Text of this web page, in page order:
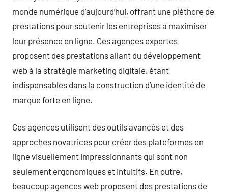
monde numérique d’aujourd’hui, offrant une pléthore de
prestations pour soutenir les entreprises à maximiser
leur présence en ligne. Ces agences expertes
proposent des prestations allant du développement
web à la stratégie marketing digitale, étant
indispensables dans la construction d’une identité de
marque forte en ligne.
Ces agences utilisent des outils avancés et des
approches novatrices pour créer des plateformes en
ligne visuellement impressionnants qui sont non
seulement ergonomiques et intuitifs. En outre,
beaucoup agences web proposent des prestations de